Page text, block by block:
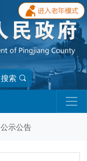
搜索
公示公告